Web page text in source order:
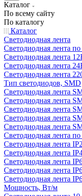
Каталог
По всему сайту
По каталогу
Каталог
Светодиодная лента
Светодиодная лента
Светодиодная лента
Светодиодная лента
Светодиодная лента
Тип светодиодов, SMD
Cветодиодная лента
Светодиодная лента
Светодиодная лента
Светодиодная лента
Светодиодная лента
Светодиодная лента
Светодиодная лента
Светодиодная лента
Светодиодная лента
Светодиодная лента
Светодиодная лента
Мощность, Вт/м